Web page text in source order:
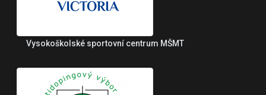
Vysokoškolské sportovní centrum MŠMT